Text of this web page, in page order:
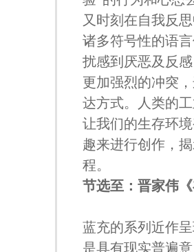
又时刻在自我反
诸多符号性的语
扰感到厌恶及反
更加强烈的冲突
达方式。人类的
让我们的生存环
趣来进行创作，
程。
节选至：晋家伟《
蓝充的系列近作
是具有现实普遍